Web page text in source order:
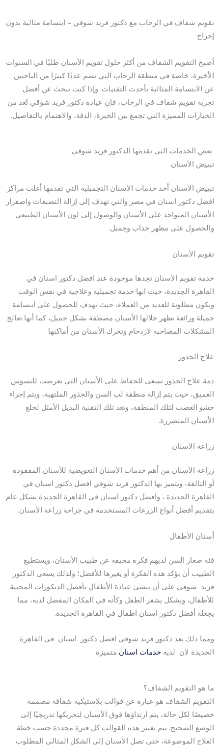
تقويم شفاف في الرحاب مع دكتور فريد شوقي – ابتسامة مثالية بدون
إحراج
أصبح التقويم الشفاف من أكثر حلول تقويم الأسنان طلبًا في السنوات
الأخيرة، خاصة في منطقة الرحاب التي تضم عددًا كبيرًا من الباحثين
عن الابتسامة المثالية بأحدث التقنيات. وإذا كنت تبحث عن أفضل
تجربة تقويم شفاف في الرحاب، فإن عيادة دكتور فريد شوقي تُعد من
الخيارات المميزة التي تجمع بين الخبرة، الدقة، والاهتمام بالتفاصيل.
بعض الخدمات التي يقدمها الدكتور فريد شوقي
تبييض الأسنان
تبييض الأسنان أحد خدمات الأسنان التجميلية التي تقدمها أغلب مراكز
افضل دكتور اسنان في مصر والتي تهدف إلى إزالة التصبغات واصفرار
الأسنان المتواجد على الأسنان والوصول إلى لون الأسنان الطبيعي
والحصول على مظهر جذاب وجميل.
تقويم الأسنان
خدمة تقويم الأسنان تجدها موجودة عند افضل دكتور اسنان في
القاهرة الجديدة، حيث انها خدمة تجميلية وعلاجية في نفس الوقت
وتكون مطلوبة للعديد من العملاء، حيث تهدف للحصول على ابتسامة
جميلة ورائعة تظهر خلالها الأسنان مصطفة بشكل جميل، كما أنها تعالج
المشكلات المصاحبة لازدحام وتحرك الأسنان من أماكنها
علاج الجذور
دمة علاج الجذور تسعى للحفاظ على الأسنان التي تعرضت للتسوس
العميق، حيث يتم إزالة منطقة لب السن والجذور الملتهبة، ويتم إجراء
حشو العصب لتلك المنطقة، وتعد تلك التقنية البديل الأمثل لخلع
الأسنان المتضررة.
زراعة الأسنان
زراعة الأسنان من أهم خدمات الأسنان التعويضية للأسنان المفقودة
أو التالفة، ويتميز بها الدكتور فريد شوقي افضل دكتور اسنان في
القاهرة الجديدة ، وافضل دكتور اسنان في القاهرة الجديدة بشكل عام
بتقديم أفضل أنواع الزرعات المستخدمة في جراحة زراعة الأسنان.
أسنان الأطفال
فئة صغار السن لديهم فكرة مخيفة عن طبيب الأسنان، ويستطيع
الطبيب أن يؤكد هذه الفكرة أو يغيرها للأفضل؛ ولذلك يسعى الدكتور
فريد شوقي على أن ينشئ عيادة الأطفال بأفضل الديكورات المحببة
للأطفال، وبشكل يشعر الطفل وكأنه في المكان المفضل لديه، مما
يجعله أفضل دكتور اسنان اطفال في القاهرة الجديدة.
ومما ذلك يعد دكتور فريد شوقي افضل دكتور اسنان في القاهرة
الجديدة لان لديه خدمات اسنان متميزة
ما هو التقويم الشفاف؟
التقويم الشفاف هو عبارة عن قوالب بلاستيكية شفافة مصممة
خصيصًا لكل حالة، يتم ارتداؤها فوق الأسنان لتحريكها تدريجيًا إلى
الوضع الصحيح. يتم تغيير هذه القوالب كل فترة محددة حسب خطة
العلاج الموضوعة، حتى تصل الأسنان إلى الشكل المثالي المطلوب.